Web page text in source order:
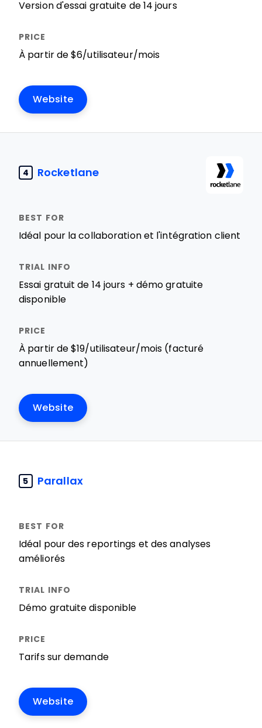
Version d'essai gratuite de 14 jours
À partir de $6/utilisateur/mois
Website
4 Rocketlane
Idéal pour la collaboration et l'intégration client
Essai gratuit de 14 jours + démo gratuite
disponible
À partir de $19/utilisateur/mois (facturé
annuellement)
Website
5 Parallax
Idéal pour des reportings et des analyses
améliorés
Démo gratuite disponible
Tarifs sur demande
Website